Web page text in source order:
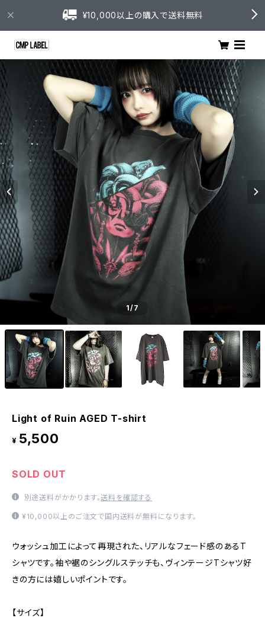
¥10,000以上の購入で送料無料
1/7
Light of Ruin AGED T-shirt
¥ 5,500
SOLD OUT
別途送料がかかります。送料を確認する
¥10,000以上のご注文で国内送料が無料になります。
ウォッシュ加工によって再現された、リアルなフェード感のあるT
シャツです。袖や裾のシングルステッチも、ヴィンテージTシャツ好
きの方には嬉しいポイントです。
【サイズ】